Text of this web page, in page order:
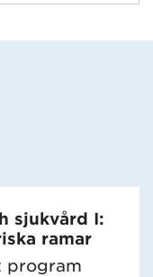
sjukvård I:
ramar
program